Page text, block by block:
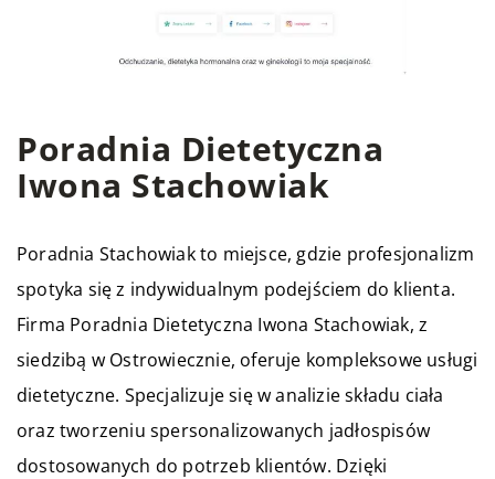
Poradnia Dietetyczna
Iwona Stachowiak
Poradnia Stachowiakto miejsce, gdzie profesjonalizm
spotyka się z indywidualnym podejściem do klienta.
Firma Poradnia Dietetyczna Iwona Stachowiak, z
siedzibą w Ostrowiecznie, oferuje kompleksowe usługi
dietetyczne. Specjalizuje się w analizie składu ciała
oraz tworzeniu spersonalizowanych jadłospisów
dostosowanych do potrzeb klientów. Dzięki